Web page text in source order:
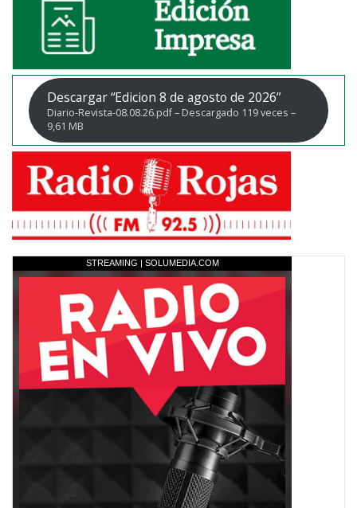
Descargar “Edicion 8 de agosto de 2026”
Diario-Revista-08.08.26.pdf – Descargado 119 veces –
9,61 MB